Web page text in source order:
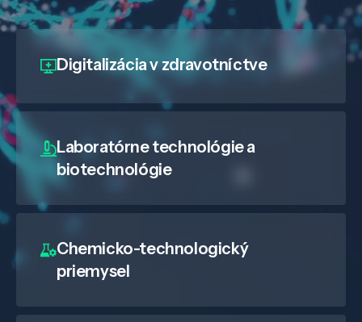
Digitalizáciav zdravotníctve
Laboratórne technológie a
biotechnológie
Chemicko-technologický
priemysel